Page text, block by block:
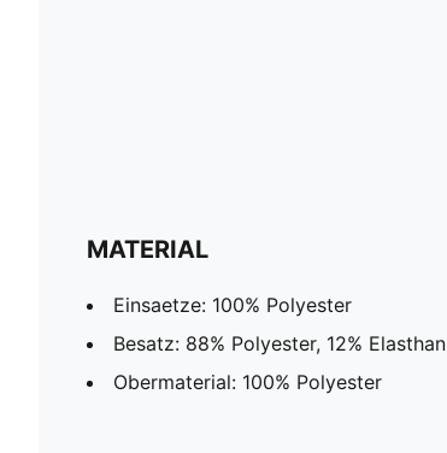
MATERIAL
Einsaetze: 100% Polyester
Besatz: 88% Polyester, 12% Elasthan
Obermaterial: 100% Polyester